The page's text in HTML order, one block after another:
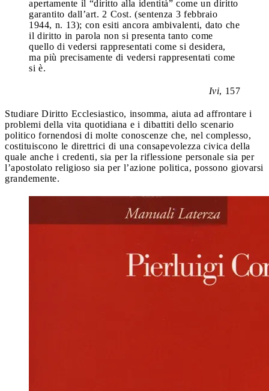
apertamente il “diritto alla identità” come un diritto
garantito dall’art. 2 Cost. (sentenza 3 febbraio
1944, n. 13); con esiti ancora ambivalenti, dato che
il diritto in parola non si presenta tanto come
quello di vedersi rappresentati come si desidera,
ma più precisamente di vedersi rappresentati come
si è.
Ivi, 157
Studiare Diritto Ecclesiastico, insomma, aiuta ad affrontare i
problemi della vita quotidiana e i dibattiti dello scenario
politico fornendosi di molte conoscenze che, nel complesso,
costituiscono le direttrici di una consapevolezza civica della
quale anche i credenti, sia per la riflessione personale sia per
l’apostolato religioso sia per l’azione politica, possono giovarsi
grandemente.